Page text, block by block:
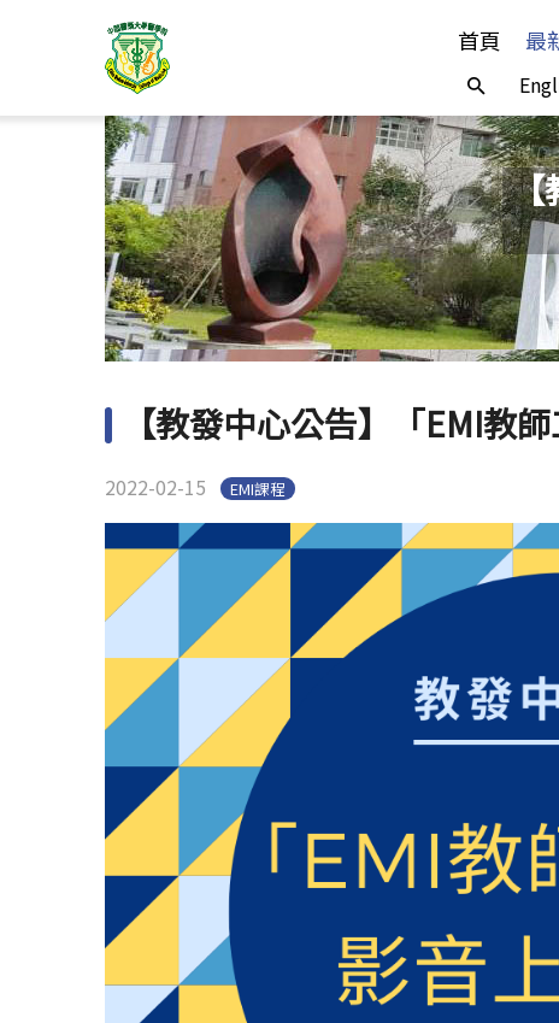
首頁 最
【
【教發中心公告】「EMI教
2022-02-15 EMI課程